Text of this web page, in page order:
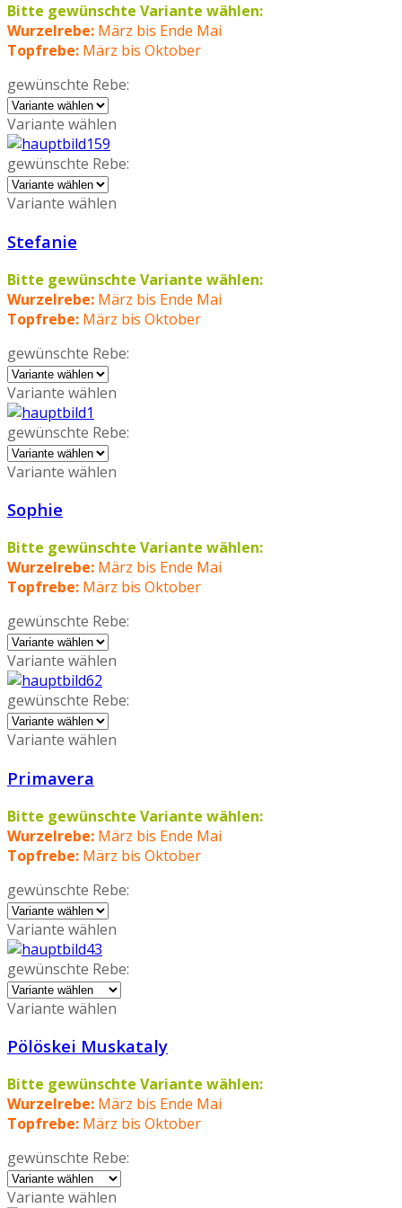
Bitte gewünschte Variante wählen:
Wurzelrebe: März bis Ende Mai
Topfrebe: März bis Oktober
gewünschte Rebe:
Variante wählen
gewünschte Rebe:
Variante wählen
Stefanie
Bitte gewünschte Variante wählen:
Wurzelrebe: März bis Ende Mai
Topfrebe: März bis Oktober
gewünschte Rebe:
Variante wählen
gewünschte Rebe:
Variante wählen
Sophie
Bitte gewünschte Variante wählen:
Wurzelrebe: März bis Ende Mai
Topfrebe: März bis Oktober
gewünschte Rebe:
Variante wählen
gewünschte Rebe:
Variante wählen
Primavera
Bitte gewünschte Variante wählen:
Wurzelrebe: März bis Ende Mai
Topfrebe: März bis Oktober
gewünschte Rebe:
Variante wählen
gewünschte Rebe:
Variante wählen
Pölöskei Muskataly
Bitte gewünschte Variante wählen:
Wurzelrebe: März bis Ende Mai
Topfrebe: März bis Oktober
gewünschte Rebe:
Variante wählen